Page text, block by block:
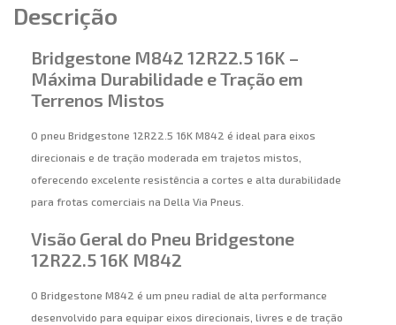
Descrição
Bridgestone M842 12R22.5 16K –
Máxima Durabilidade e Tração em
Terrenos Mistos
O pneu Bridgestone 12R22.5 16K M842 é ideal para eixos
direcionais e de tração moderada em trajetos mistos,
oferecendo excelente resistência a cortes e alta durabilidade
para frotas comerciais na Della Via Pneus.
Visão Geral do Pneu Bridgestone
12R22.5 16K M842
O Bridgestone M842 é um pneu radial de alta performance
desenvolvido para equipar eixos direcionais, livres e de tração